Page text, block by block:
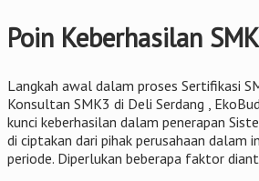
Poin Keberhasilan
Langkah awal dalam proses Sertifikasi
Konsultan SMK3 di Deli Serdang ,
kunci keberhasilan dalam penerapan
di ciptakan dari pihak perusahaan dalam
periode. Diperlukan beberapa faktor